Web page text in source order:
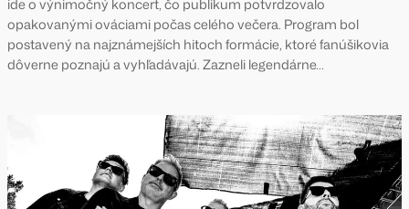
ide o výnimočný koncert, čo publikum potvrdzovalo
opakovanými ováciami počas celého večera. Program bol
postavený na najznámejších hitoch formácie, ktoré fanúšikovia
dôverne poznajú a vyhľadávajú. Zazneli legendárne…